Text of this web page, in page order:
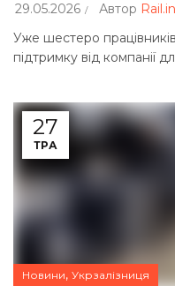
29.05.2026 Автор
Уже шестеро
підтримку від компанії
27
ТРА
Новини, Укрзалізниця